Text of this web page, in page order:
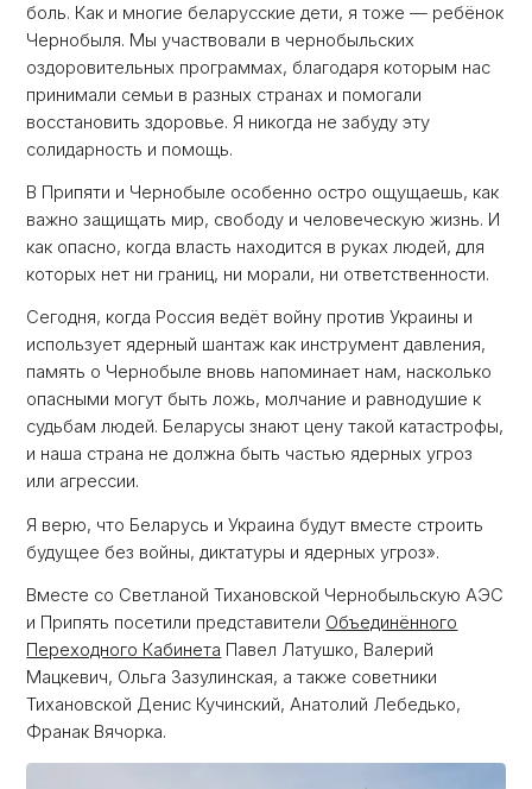
боль. Как и многие беларусские дети, я тоже — ребёнок
Чернобыля. Мы участвовали в чернобыльских
оздоровительных программах, благодаря которым нас
принимали семьи в разных странах и помогали
восстановить здоровье. Я никогда не забуду эту
солидарность и помощь.
В Припяти и Чернобыле особенно остро ощущаешь, как
важно защищать мир, свободу и человеческую жизнь. И
как опасно, когда власть находится в руках людей, для
которых нет ни границ, ни морали, ни ответственности.
Сегодня, когда Россия ведёт войну против Украины и
использует ядерный шантаж как инструмент давления,
память о Чернобыле вновь напоминает нам, насколько
опасными могут быть ложь, молчание и равнодушие к
судьбам людей. Беларусы знают цену такой катастрофы,
и наша страна не должна быть частью ядерных угроз
или агрессии.
Я верю, что Беларусь и Украина будут вместе строить
будущее без войны, диктатуры и ядерных угроз».
Вместе со Светланой Тихановской Чернобыльскую АЭС
и Припять посетили представители Объединённого
Переходного Кабинета Павел Латушко, Валерий
Мацкевич, Ольга Зазулинская, а также советники
Тихановской Денис Кучинский, Анатолий Лебедько,
Франак Вячорка.